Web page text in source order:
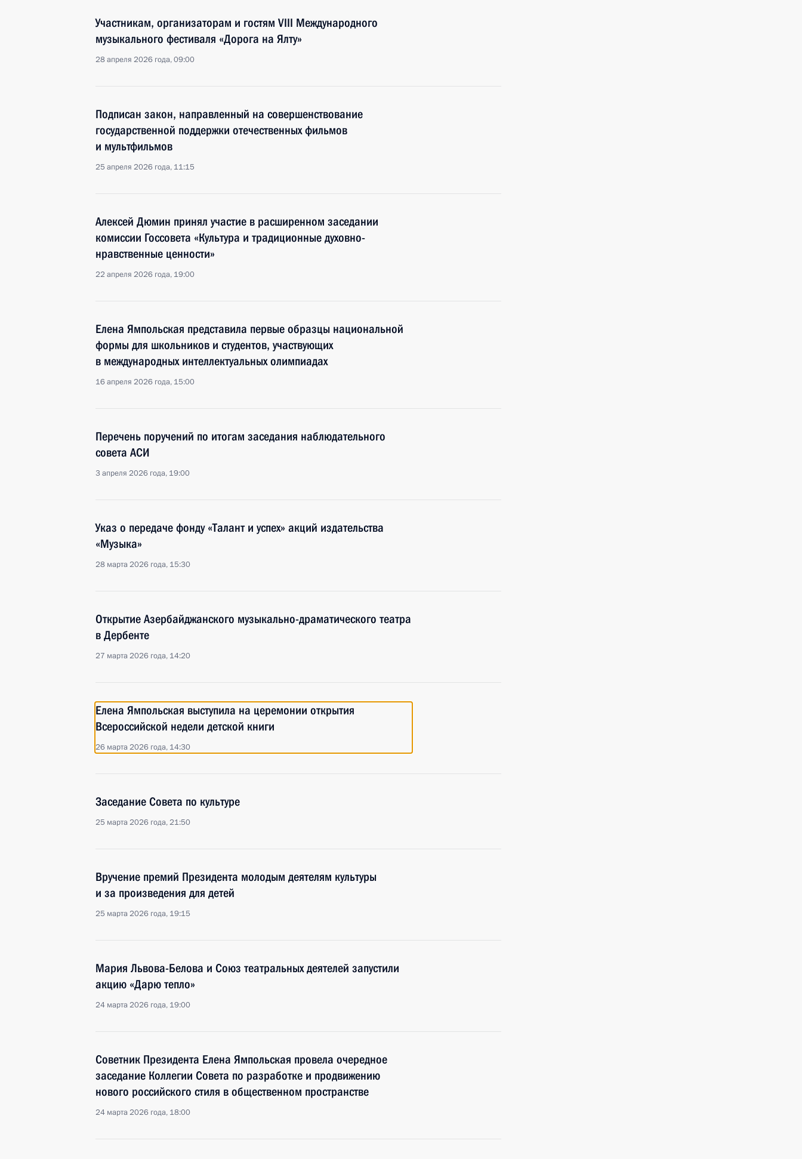
Участникам, организаторам и гостям VIII Международного
музыкального фестиваля «Дорога на Ялту»
28 апреля 2026 года, 09:00
Подписан закон, направленный на совершенствование
государственной поддержки отечественных фильмов
и мультфильмов
25 апреля 2026 года, 11:15
Алексей Дюмин принял участие в расширенном заседании
комиссии Госсовета «Культура и традиционные духовно-
нравственные ценности»
22 апреля 2026 года, 19:00
Елена Ямпольская представила первые образцы национальной
формы для школьников и студентов, участвующих
в международных интеллектуальных олимпиадах
16 апреля 2026 года, 15:00
Перечень поручений по итогам заседания наблюдательного
совета АСИ
3 апреля 2026 года, 19:00
Указ о передаче фонду «Талант и успех» акций издательства
«Музыка»
28 марта 2026 года, 15:30
Открытие Азербайджанского музыкально-драматического театра
в Дербенте
27 марта 2026 года, 14:20
Елена Ямпольская выступила на церемонии открытия
Всероссийской недели детской книги
26 марта 2026 года, 14:30
Заседание Совета по культуре
25 марта 2026 года, 21:50
Вручение премий Президента молодым деятелям культуры
и за произведения для детей
25 марта 2026 года, 19:15
Мария Львова-Белова и Союз театральных деятелей запустили
акцию «Дарю тепло»
24 марта 2026 года, 19:00
Советник Президента Елена Ямпольская провела очередное
заседание Коллегии Совета по разработке и продвижению
нового российского стиля в общественном пространстве
24 марта 2026 года, 18:00